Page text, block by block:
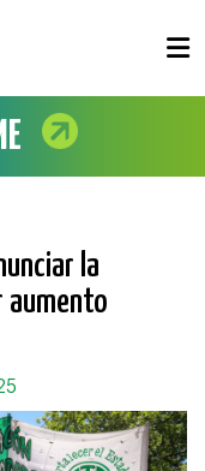
la
aumento